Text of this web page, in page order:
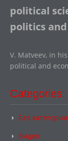
political
politics
V. Matveev, in
political and
Categories:
Без категории
Видео